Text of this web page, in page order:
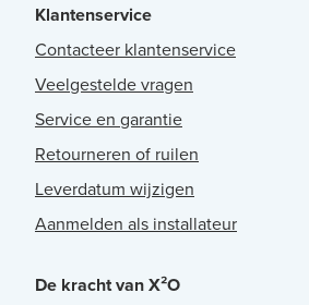
Klantenservice
Contacteer klantenservice
Veelgestelde vragen
Service en garantie
Retourneren of ruilen
Leverdatum wijzigen
Aanmelden als installateur
De kracht van X²O